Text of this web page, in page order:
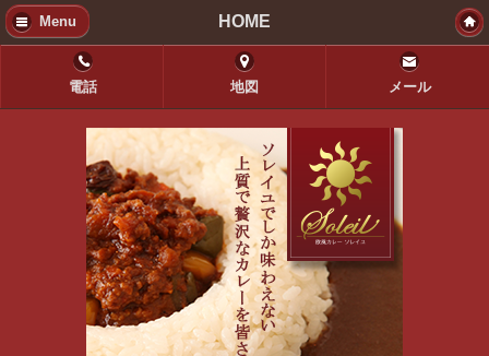
Menu HOME
電話 地図 メール